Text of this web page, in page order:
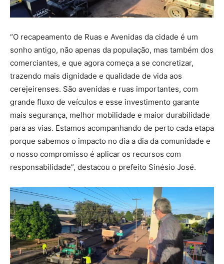
“O recapeamento de Ruas e Avenidas da cidade é um
sonho antigo, não apenas da população, mas também dos
comerciantes, e que agora começa a se concretizar,
trazendo mais dignidade e qualidade de vida aos
cerejeirenses. São avenidas e ruas importantes, com
grande fluxo de veículos e esse investimento garante
mais segurança, melhor mobilidade e maior durabilidade
para as vias. Estamos acompanhando de perto cada etapa
porque sabemos o impacto no dia a dia da comunidade e
o nosso compromisso é aplicar os recursos com
responsabilidade”, destacou o prefeito Sinésio José.